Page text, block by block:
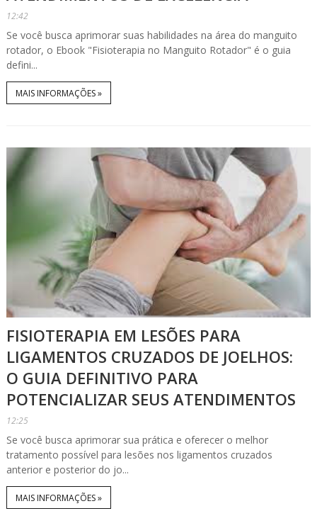
12:42
Se você busca aprimorar suas habilidades na área do manguito
rotador, o Ebook "Fisioterapia no Manguito Rotador" é o guia
defini...
MAIS INFORMAÇÕES »
FISIOTERAPIA EM LESÕES PARA
LIGAMENTOS CRUZADOS DE JOELHOS:
O GUIA DEFINITIVO PARA
POTENCIALIZAR SEUS ATENDIMENTOS
12:25
Se você busca aprimorar sua prática e oferecer o melhor
tratamento possível para lesões nos ligamentos cruzados
anterior e posterior do jo...
MAIS INFORMAÇÕES »